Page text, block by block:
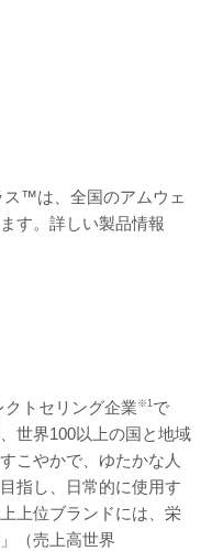
™は、全国のアムウェ
す。詳しい製品情報
トセリング企業 ※1で
世界100以上の国と地域
こやかで、ゆたかな人
指し、日常的に使用す
上位ブランドには、栄
（売上高世界